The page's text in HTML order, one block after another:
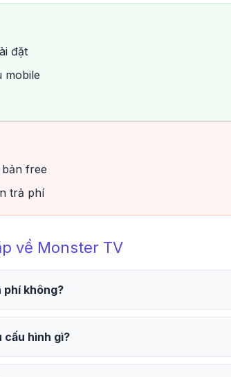
đặt
mobile
free
trả phí
về Monster TV
không?
hình gì?